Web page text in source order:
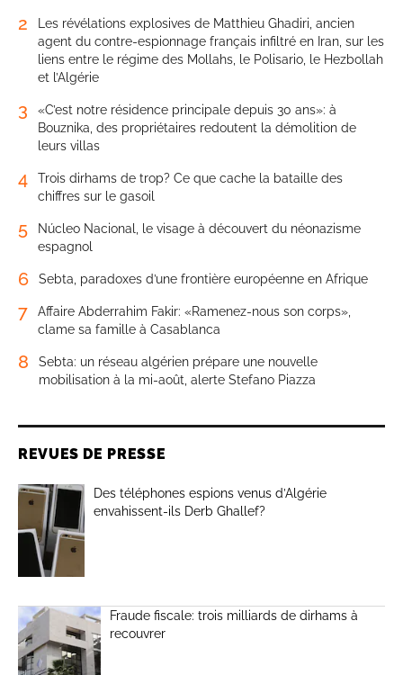
2
Les révélations explosives de Matthieu Ghadiri, ancien
agent du contre-espionnage français infiltré en Iran, sur les
liens entre le régime des Mollahs, le Polisario, le Hezbollah
et l’Algérie
3
«C’est notre résidence principale depuis 30 ans»: à
Bouznika, des propriétaires redoutent la démolition de
leurs villas
4
Trois dirhams de trop? Ce que cache la bataille des
chiffres sur le gasoil
5
Núcleo Nacional, le visage à découvert du néonazisme
espagnol
6 Sebta, paradoxes d’une frontière européenne en Afrique
7
Affaire Abderrahim Fakir: «Ramenez-nous son corps»,
clame sa famille à Casablanca
8
Sebta: un réseau algérien prépare une nouvelle
mobilisation à la mi-août, alerte Stefano Piazza
REVUES DE PRESSE
Des téléphones espions venus d’Algérie
envahissent-ils Derb Ghallef?
Fraude fiscale: trois milliards de dirhams à
recouvrer